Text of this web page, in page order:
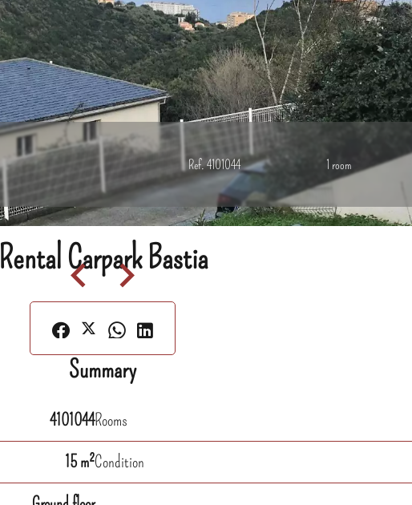
Ref. 4101044 1 room
Rental Carpark Bastia
Summary
4101044Rooms
15 m²Condition